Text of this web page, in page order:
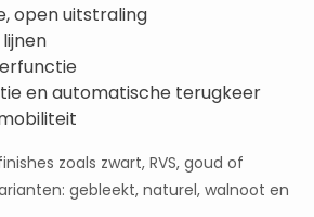
open uitstraling
en automatische terugkeer
zoals zwart, RVS, goud of
gebleekt, naturel, walnoot en